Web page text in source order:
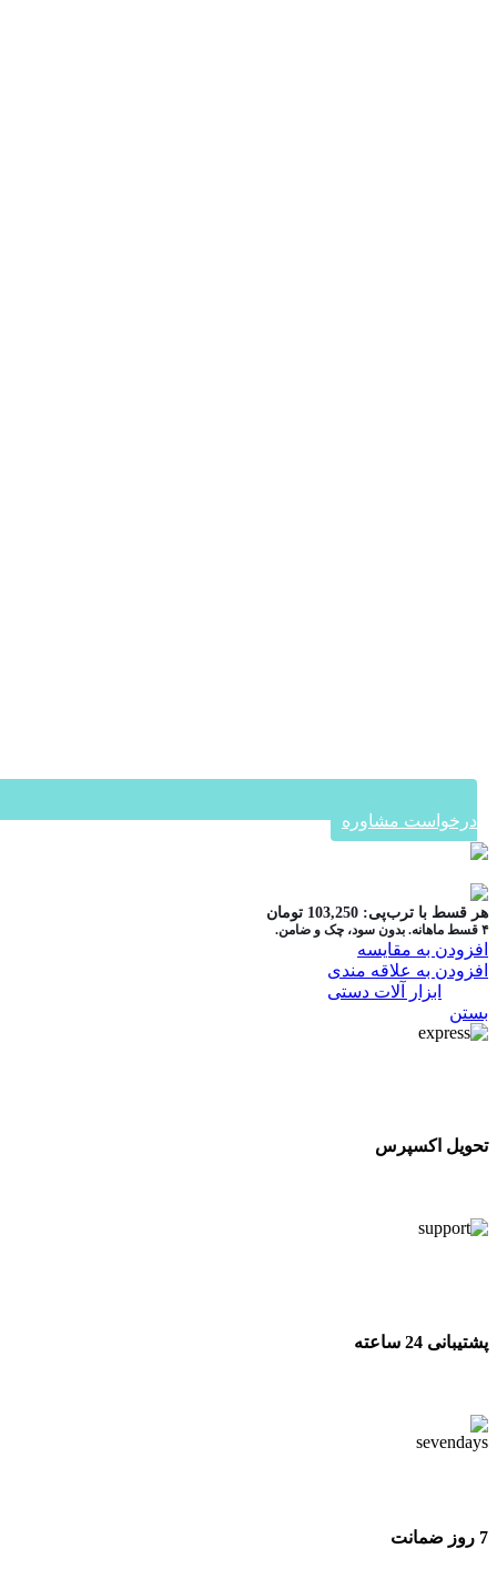
درخواست مشاوره
هر قسط با ترب‌پی: 103,250 تومان
۴ قسط ماهانه. بدون سود، چک و ضامن.
افزودن به مقایسه
افزودن به علاقه مندی
ابزار آلات دستی
بستن
تحویل اکسپرس
پشتیبانی 24 ساعته
7 روز ضمانت